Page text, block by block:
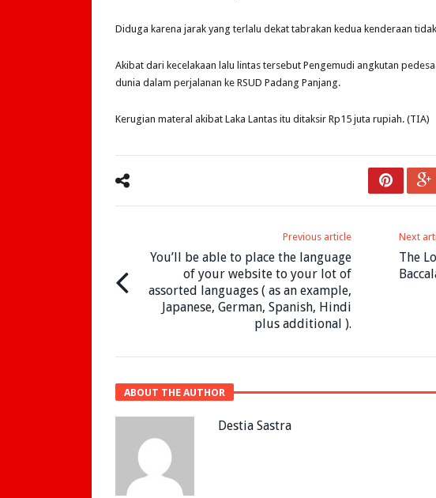
Diduga karena jarak yang terlalu dekat tabrakan kedua kenderaan
Akibat dari kecelakaan lalu lintas tersebut Pengemudi angkutan
dunia dalam perjalanan ke RSUD Padang Panjang.
Kerugian materal akibat Laka Lantas itu ditaksir Rp15 juta rupiah. (TIA)
Previous article
You’ll be able to place the language
of your website to your lot of
assorted languages ( as an example,
Japanese, German, Spanish, Hindi
plus additional ).
Next
The
ABOUT THE AUTHOR
Destia Sastra